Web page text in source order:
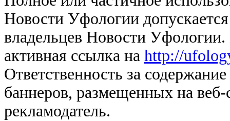
Новости Уфологии
владельцев Новости
активная ссылка на http://
Ответственность за
баннеров, размещенных на
рекламодатель.